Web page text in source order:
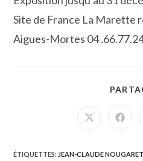
Site de France La Marette
Aigues-Mortes 04
Ouvrir
fenêtre
Ouvrir
ÉTIQUETTES: JEAN-CLAUDE NOUGARET